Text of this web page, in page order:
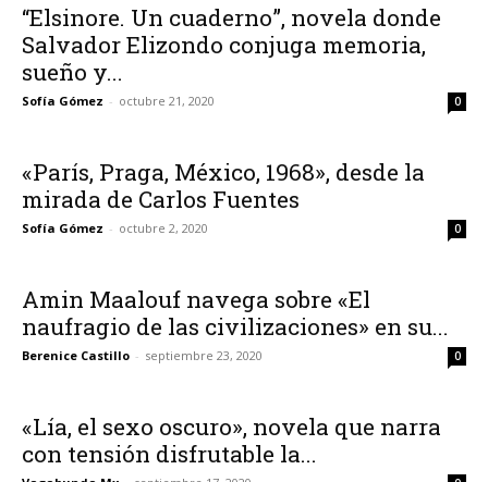
“Elsinore. Un cuaderno”, novela donde
Salvador Elizondo conjuga memoria,
sueño y...
Sofía Gómez - octubre 21, 2020 0
«París, Praga, México, 1968», desde la
mirada de Carlos Fuentes
Sofía Gómez - octubre 2, 2020 0
Amin Maalouf navega sobre «El
naufragio de las civilizaciones» en su...
Berenice Castillo - septiembre 23, 2020 0
«Lía, el sexo oscuro», novela que narra
con tensión disfrutable la...